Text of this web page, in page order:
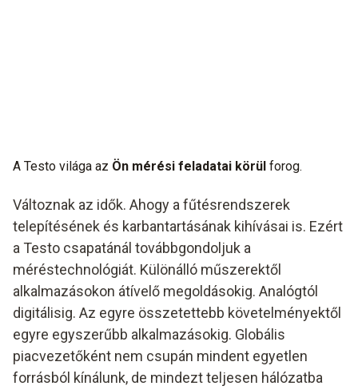
A Testo világa az Ön mérési feladatai körül forog.
Változnak az idők. Ahogy a fűtésrendszerek
telepítésének és karbantartásának kihívásai is. Ezért
a Testo csapatánál továbbgondoljuk a
méréstechnológiát. Különálló műszerektől
alkalmazásokon átívelő megoldásokig. Analógtól
digitálisig. Az egyre összetettebb követelményektől
egyre egyszerűbb alkalmazásokig. Globális
piacvezetőként nem csupán mindent egyetlen
forrásból kínálunk, de mindezt teljesen hálózatba